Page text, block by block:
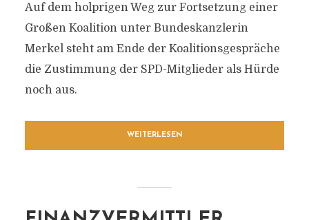
Auf dem holprigen Weg zur Fortsetzung einer
Großen Koalition unter Bundeskanzlerin
Merkel steht am Ende der Koalitionsgespräche
die Zustimmung der SPD-Mitglieder als Hürde
noch aus.
WEITERLESEN